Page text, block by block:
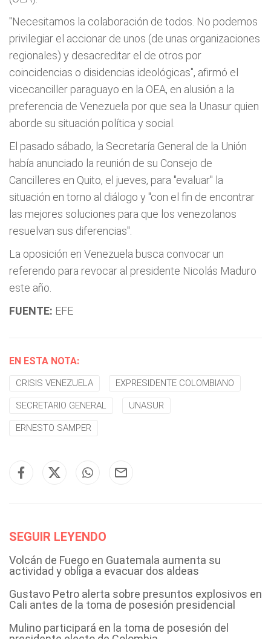
"Necesitamos la colaboración de todos. No podemos
privilegiar el accionar de unos (de unas organizaciones
regionales) y desacreditar el de otros por
coincidencias o disidencias ideológicas", afirmó el
vicecanciller paraguayo en la OEA, en alusión a la
preferencia de Venezuela por que sea la Unasur quien
aborde su situación política y social.
El pasado sábado, la Secretaría General de la Unión
había anunciado la reunión de su Consejo de
Cancilleres en Quito, el jueves, para "evaluar" la
situación en torno al diálogo y "con el fin de encontrar
las mejores soluciones para que los venezolanos
resuelvan sus diferencias".
La oposición en Venezuela busca convocar un
referendo para revocar al presidente Nicolás Maduro
este año.
FUENTE: EFE
EN ESTA NOTA:
CRISIS VENEZUELA EXPRESIDENTE COLOMBIANO
SECRETARIO GENERAL UNASUR
ERNESTO SAMPER
SEGUIR LEYENDO
Volcán de Fuego en Guatemala aumenta su
actividad y obliga a evacuar dos aldeas
Gustavo Petro alerta sobre presuntos explosivos en
Cali antes de la toma de posesión presidencial
Mulino participará en la toma de posesión del